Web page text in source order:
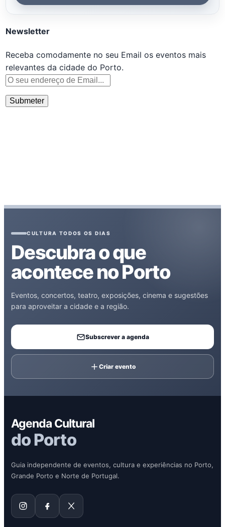
Newsletter
Receba comodamente no seu Email os eventos mais
relevantes da cidade do Porto.
CULTURA TODOS OS DIAS
Descubra o que
acontece no Porto
Eventos, concertos, teatro, exposições, cinema e sugestões
para aproveitar a cidade e a região.
Subscrever a agenda
Criar evento
Agenda Cultural
do Porto
Guia independente de eventos, cultura e experiências no Porto,
Grande Porto e Norte de Portugal.